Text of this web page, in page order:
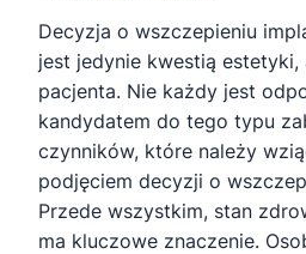
Decyzja o wszczepieniu
jest jedynie kwestią
pacjenta. Nie każdy jest
kandydatem do tego typu
czynników, które należy
podjęciem decyzji o
Przede wszystkim, stan
ma kluczowe znaczenie.